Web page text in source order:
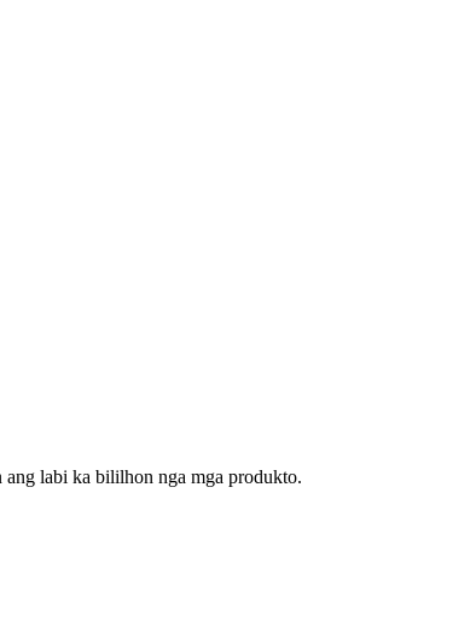
ang labi ka bililhon nga mga produkto.